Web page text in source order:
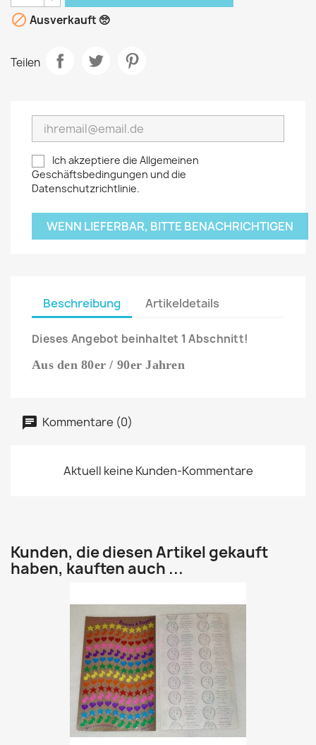
 Ausverkauft 🥺
Teilen
Ich akzeptiere die Allgemeinen
Geschäftsbedingungen und die
Datenschutzrichtlinie.
WENN LIEFERBAR, BITTE BENACHRICHTIGEN
Beschreibung Artikeldetails
Dieses Angebot beinhaltet 1 Abschnitt!
Aus den 80er / 90er Jahren
Kommentare (0)
Aktuell keine Kunden-Kommentare
Kunden, die diesen Artikel gekauft
haben, kauften auch ...